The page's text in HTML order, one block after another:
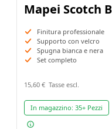
Mapei Scotch
Finitura professionale
Supporto con velcro
Spugna bianca e nera
Set completo
15,60 €
In magazzino: 35+ Pezzi